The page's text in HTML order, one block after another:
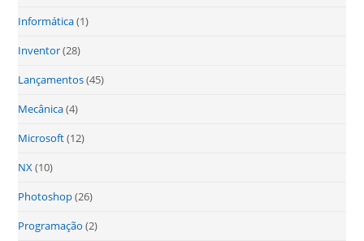
Informática(1)
Inventor(28)
Lançamentos(45)
Mecânica(4)
Microsoft(12)
NX(10)
Photoshop(26)
Programação (2)